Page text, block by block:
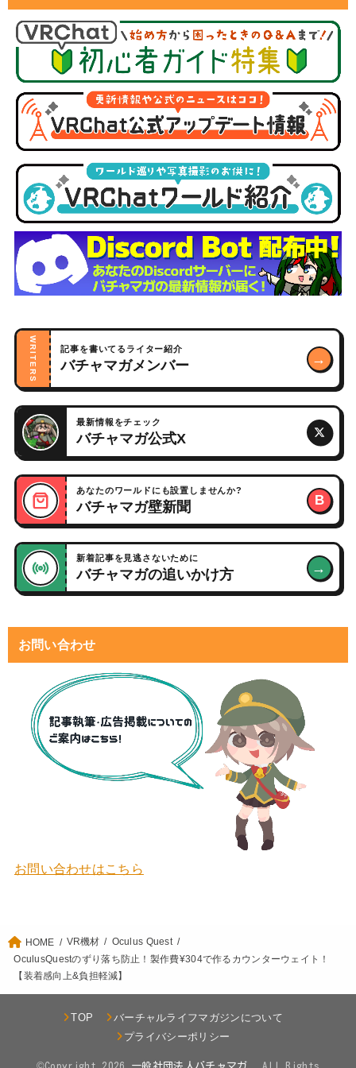
WRITERS 記事を書いてるライター紹介
バチャマガメンバー →
最新情報をチェック
バチャマガ公式X
あなたのワールドにも設置しませんか?
バチャマガ壁新聞 B
新着記事を見逃さないために
バチャマガの追いかけ方 →
お問い合わせ
お問い合わせはこちら
HOME VR機材
Oculus Quest
OculusQuestのずり落ち防止！製作費¥304で作るカウンターウェイト！
【装着感向上&負担軽減】
TOP
バーチャルライフマガジンについて
プライバシーポリシー
©Copyright 2026 .All Rights